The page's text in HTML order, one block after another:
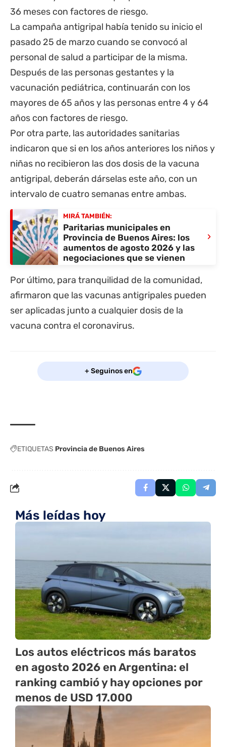
36 meses con factores de riesgo.
La campaña antigripal había tenido su inicio el
pasado 25 de marzo cuando se convocó al
personal de salud a participar de la misma.
Después de las personas gestantes y la
vacunación pediátrica, continuarán con los
mayores de 65 años y las personas entre 4 y 64
años con factores de riesgo.
Por otra parte, las autoridades sanitarias
indicaron que si en los años anteriores los niños y
niñas no recibieron las dos dosis de la vacuna
antigripal, deberán dárselas este año, con un
intervalo de cuatro semanas entre ambas.
MIRÁ TAMBIÉN:
Paritarias municipales en
Provincia de Buenos Aires: los
aumentos de agosto 2026 y las
negociaciones que se vienen
›
Por último, para tranquilidad de la comunidad,
afirmaron que las vacunas antigripales pueden
ser aplicadas junto a cualquier dosis de la
vacuna contra el coronavirus.
+ Seguinos en
ETIQUETAS Provincia de Buenos Aires
Más leídas hoy
Los autos eléctricos más baratos
en agosto 2026 en Argentina: el
ranking cambió y hay opciones por
menos de USD 17.000